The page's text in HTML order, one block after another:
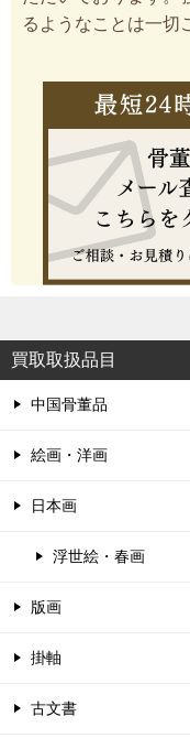
るようなことは一切
買取取扱品目
中国骨董品
絵画・洋画
日本画
浮世絵・春画
版画
掛軸
古文書